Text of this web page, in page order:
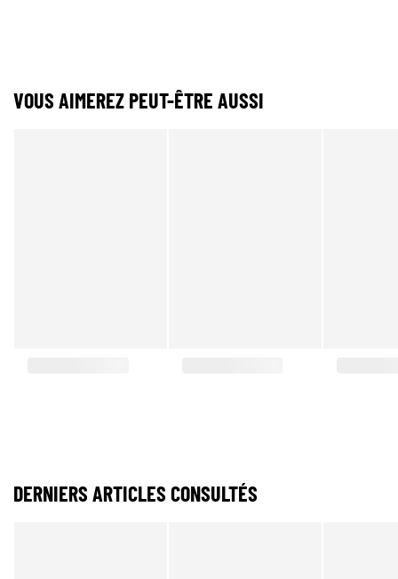
VOUS AIMEREZ PEUT-ÊTRE AUSSI
DERNIERS ARTICLES CONSULTÉS